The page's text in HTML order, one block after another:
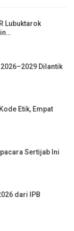
Lubuktarok
Dilantik
Etik, Empat
Sertijab Ini
dari IPB